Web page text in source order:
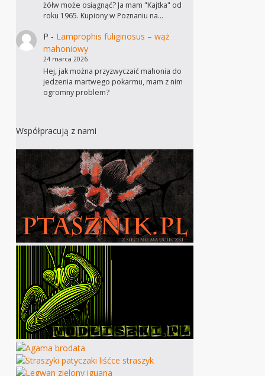
żółw może osiągnąć? Ja mam "Kajtka" od
roku 1965. Kupiony w Poznaniu na…
P - Lamprophis fuliginosus – wąż
mahoniowy
24 marca 2026
Hej, jak można przyzwyczaić mahonia do
jedzenia martwego pokarmu, mam z nim
ogromny problem?
Współpracują z nami